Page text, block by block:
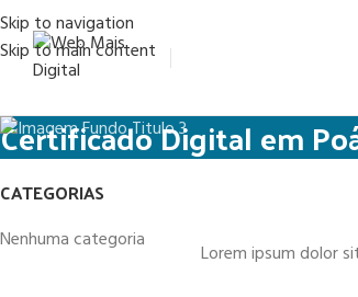
Skip to navigation
Skip to main content
Certificado Digital em
CATEGORIAS
Nenhuma categoria
Lorem ipsum dolor